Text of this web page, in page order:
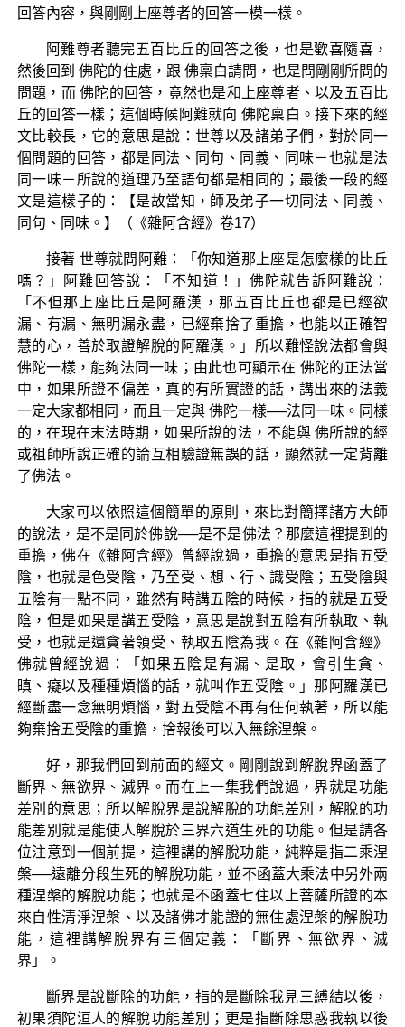
回答內容，與剛剛上座尊者的回答一模一樣。
阿難尊者聽完五百比丘的回答之後，也是歡喜隨喜，
然後回到 佛陀的住處，跟 佛稟白請問，也是問剛剛所問的
問題，而 佛陀的回答，竟然也是和上座尊者、以及五百比
丘的回答一樣；這個時候阿難就向 佛陀稟白。接下來的經
文比較長，它的意思是說：世尊以及諸弟子們，對於同一
個問題的回答，都是同法、同句、同義、同味－也就是法
同一味－所說的道理乃至語句都是相同的；最後一段的經
文是這樣子的：【是故當知，師及弟子一切同法、同義、
同句、同味。】（《雜阿含經》卷17）
接著 世尊就問阿難：「你知道那上座是怎麼樣的比丘
嗎？」阿難回答說：「不知道！」佛陀就告訴阿難說：
「不但那上座比丘是阿羅漢，那五百比丘也都是已經欲
漏、有漏、無明漏永盡，已經棄捨了重擔，也能以正確智
慧的心，善於取證解脫的阿羅漢。」所以難怪說法都會與
佛陀一樣，能夠法同一味；由此也可顯示在 佛陀的正法當
中，如果所證不偏差，真的有所實證的話，講出來的法義
一定大家都相同，而且一定與 佛陀一樣──法同一味。同樣
的，在現在末法時期，如果所說的法，不能與 佛所說的經
或祖師所說正確的論互相驗證無誤的話，顯然就一定背離
了佛法。
大家可以依照這個簡單的原則，來比對簡擇諸方大師
的說法，是不是同於佛說──是不是佛法？那麼這裡提到的
重擔，佛在《雜阿含經》曾經說過，重擔的意思是指五受
陰，也就是色受陰，乃至受、想、行、識受陰；五受陰與
五陰有一點不同，雖然有時講五陰的時候，指的就是五受
陰，但是如果是講五受陰，意思是說對五陰有所執取、執
受，也就是還貪著領受、執取五陰為我。在《雜阿含經》
佛就曾經說過：「如果五陰是有漏、是取，會引生貪、
瞋、癡以及種種煩惱的話，就叫作五受陰。」那阿羅漢已
經斷盡一念無明煩惱，對五受陰不再有任何執著，所以能
夠棄捨五受陰的重擔，捨報後可以入無餘涅槃。
好，那我們回到前面的經文。剛剛說到解脫界函蓋了
斷界、無欲界、滅界。而在上一集我們說過，界就是功能
差別的意思；所以解脫界是說解脫的功能差別，解脫的功
能差別就是能使人解脫於三界六道生死的功能。但是請各
位注意到一個前提，這裡講的解脫功能，純粹是指二乘涅
槃──遠離分段生死的解脫功能，並不函蓋大乘法中另外兩
種涅槃的解脫功能；也就是不函蓋七住以上菩薩所證的本
來自性清淨涅槃、以及諸佛才能證的無住處涅槃的解脫功
能，這裡講解脫界有三個定義：「斷界、無欲界、滅
界」。
斷界是說斷除的功能，指的是斷除我見三縛結以後，
初果須陀洹人的解脫功能差別；更是指斷除思惑我執以後